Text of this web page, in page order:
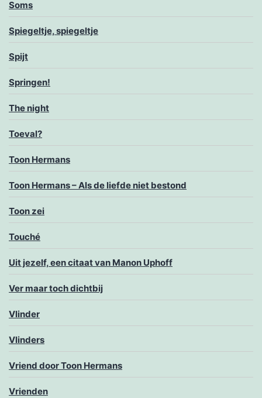
Soms
Spiegeltje, spiegeltje
Spijt
Springen!
The night
Toeval?
Toon Hermans
Toon Hermans – Als de liefde niet bestond
Toon zei
Touché
Uit jezelf, een citaat van Manon Uphoff
Ver maar toch dichtbij
Vlinder
Vlinders
Vriend door Toon Hermans
Vrienden